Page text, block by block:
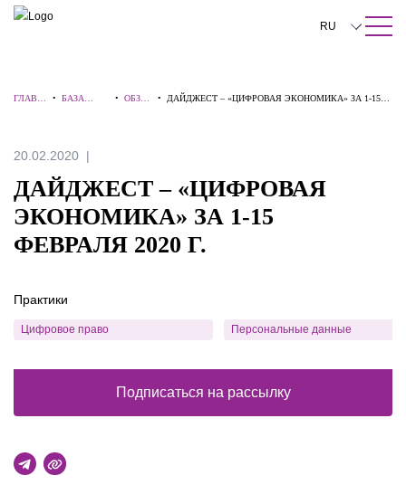
ПОИСК ПО САЙТУ Закрыть
RU
中文
ГЛАВН
• БАЗА
• ОБЗОР
•
ДАЙДЖЕСТ – «ЦИФРОВАЯ ЭКОНОМИКА» ЗА 1-15
20.02.2020
ДАЙДЖЕСТ – «ЦИФРОВАЯ
ЭКОНОМИКА» ЗА 1-15
ФЕВРАЛЯ 2020 Г.
Практики
Цифровое право Персональные данные
Подписаться на рассылку